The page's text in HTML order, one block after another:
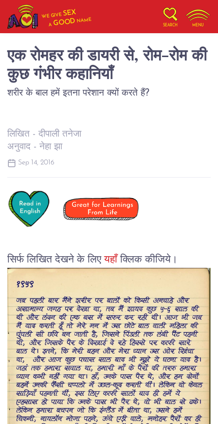
WE GIVESEX
AGOOD NAME
SEARCH MENU
एक रोमहर की डायरी से, रोम-रोम की
कुछ गंभीर कहानियाँ
शरीर के बाल हमें इतना परेशान क्यों करते हैं?
लिखित - दीपाली तनेजा
अनुवाद - नेहा झा
Sep 14, 2016
सिर्फ लिखित देखने के लिएयहाँ क्लिक कीजिये।